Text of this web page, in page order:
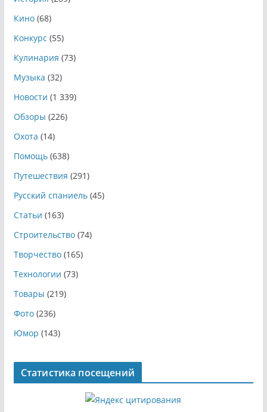
Кино(68)
Конкурс (55)
Кулинария (73)
Музыка (32)
Новости (1 339)
Обзоры (226)
Охота (14)
Помощь(638)
Путешествия (291)
Русский спаниель(45)
Статьи (163)
Строительство(74)
Творчество(165)
Технологии (73)
Товары (219)
Фото(236)
Юмор (143)
Статистика посещений